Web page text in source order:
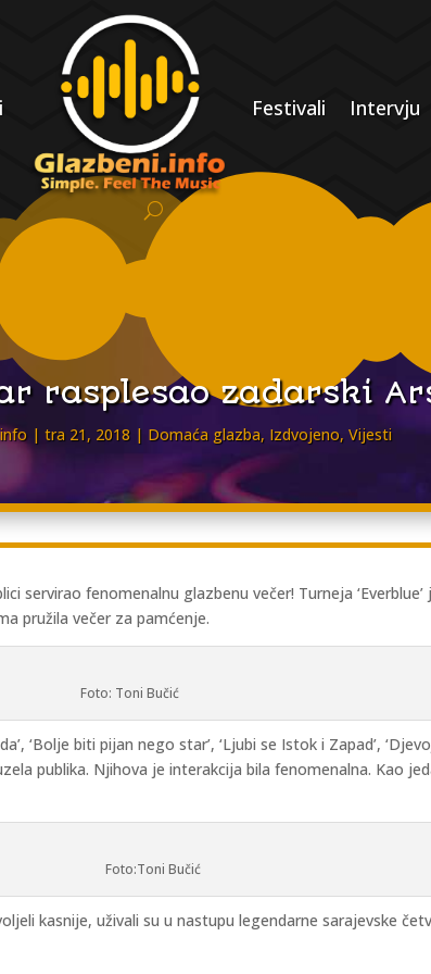
Festivali Intervju
rasplesao zadarski
tra 21, 2018 Domaća glazba, Izdvojeno, Vijesti
servirao fenomenalnu glazbenu večer! Turneja
pružila večer za pamćenje.
Foto: Toni Bučić
‘Bolje biti pijan nego star’, ‘Ljubi se Istok i Zapad’,
publika. Njihova je interakcija bila fenomenalna. Kao
Foto:Toni Bučić
kasnije, uživali su u nastupu legendarne sarajevske